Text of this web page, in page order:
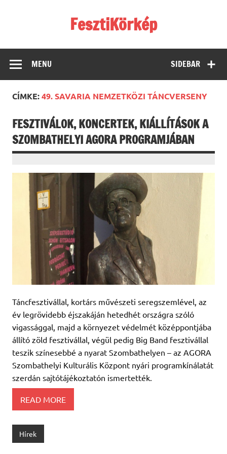
FesztiKörkép
SIDEBAR
MENU
CÍMKE:49. SAVARIA NEMZETKÖZI TÁNCVERSENY
FESZTIVÁLOK, KONCERTEK, KIÁLLÍTÁSOK A
SZOMBATHELYI AGORA PROGRAMJÁBAN
Táncfesztivállal, kortárs művészeti seregszemlével, az
év legrövidebb éjszakáján hetedhét országra szóló
vigassággal, majd a környezet védelmét középpontjába
állító zöld fesztivállal, végül pedig Big Band fesztivállal
teszik színesebbé a nyarat Szombathelyen – az AGORA
Szombathelyi Kulturális Központ nyári programkínálatát
szerdán sajtótájékoztatón ismertették.
READ MORE
Hírek